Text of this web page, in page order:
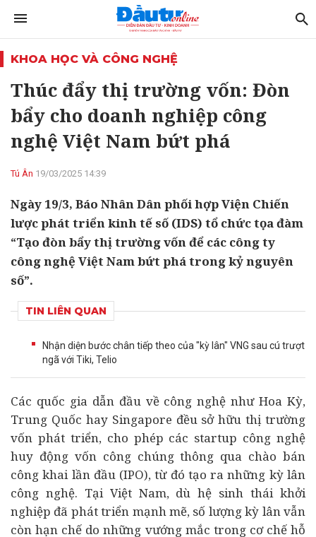
KHOA HỌC VÀ CÔNG NGHỆ
Thúc đẩy thị trường vốn: Đòn
bẩy cho doanh nghiệp công
nghệ Việt Nam bứt phá
Tú Ân 19/03/2025 14:39
Ngày 19/3, Báo Nhân Dân phối hợp Viện Chiến
lược phát triển kinh tế số (IDS) tổ chức tọa đàm
“Tạo đòn bẩy thị trường vốn để các công ty
công nghệ Việt Nam bứt phá trong kỷ nguyên
số”.
TIN LIÊN QUAN
Nhận diện bước chân tiếp theo của "kỳ lân" VNG sau cú trượt
ngã với Tiki, Telio
Các quốc gia dẫn đầu về công nghệ như Hoa Kỳ,
Trung Quốc hay Singapore đều sở hữu thị trường
vốn phát triển, cho phép các startup công nghệ
huy động vốn công chúng thông qua chào bán
công khai lần đầu (IPO), từ đó tạo ra những kỳ lân
công nghệ. Tại Việt Nam, dù hệ sinh thái khởi
nghiệp đã phát triển mạnh mẽ, số lượng kỳ lân vẫn
còn hạn chế do những vướng mắc trong cơ chế hỗ